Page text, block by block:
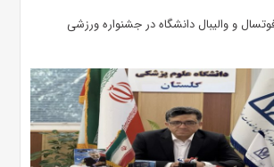
و والیبال دانشگاه در جشنواره ورزشی